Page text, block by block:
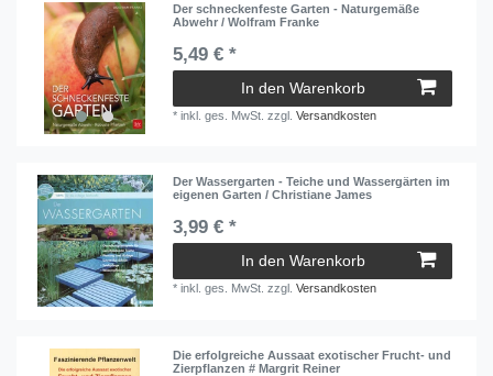
Der schneckenfeste Garten - Naturgemäße
Abwehr / Wolfram Franke
5,49 € *
In den Warenkorb
*inkl. ges. MwSt. zzgl.Versandkosten
Der Wassergarten - Teiche und Wassergärten im
eigenen Garten / Christiane James
3,99 € *
In den Warenkorb
*inkl. ges. MwSt. zzgl.Versandkosten
Die erfolgreiche Aussaat exotischer Frucht- und
Zierpflanzen # Margrit Reiner